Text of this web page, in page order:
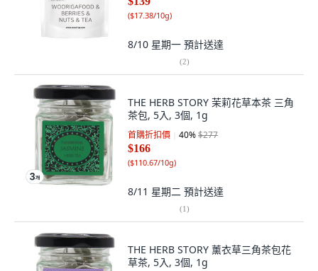
($17.38/10g)
8/10 星期一 預計送達
(2)
THE HERB STORY 茉莉花草本茶 三角
茶包, 5入, 3個, 1g
首購折扣價 40%$277
$166
($110.67/10g)
8/11 星期二 預計送達
(1)
THE HERB STORY 薰衣草三角茶包花
草茶, 5入, 3個, 1g